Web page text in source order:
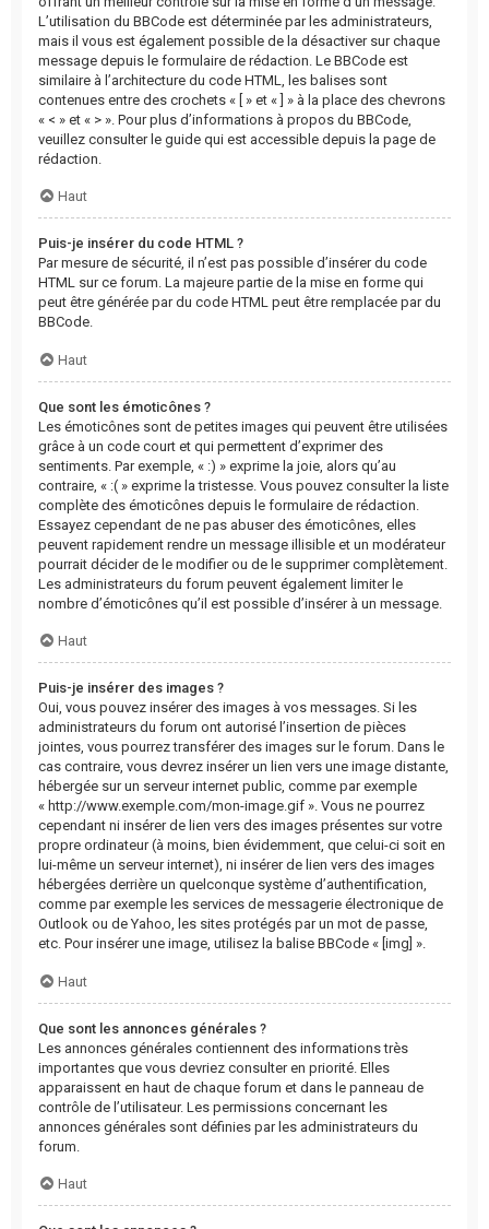
L’utilisation du BBCode est déterminée par les administrateurs,
mais il vous est également possible de la désactiver sur chaque
message depuis le formulaire de rédaction. Le BBCode est
similaire à l’architecture du code HTML, les balises sont
contenues entre des crochets « [ » et « ] » à la place des chevrons
« < » et « > ». Pour plus d’informations à propos du BBCode,
veuillez consulter le guide qui est accessible depuis la page de
rédaction.
Haut
Puis-je insérer du code HTML ?
Par mesure de sécurité, il n’est pas possible d’insérer du code
HTML sur ce forum. La majeure partie de la mise en forme qui
peut être générée par du code HTML peut être remplacée par du
BBCode.
Haut
Que sont les émoticônes ?
Les émoticônes sont de petites images qui peuvent être utilisées
grâce à un code court et qui permettent d’exprimer des
sentiments. Par exemple, « :) » exprime la joie, alors qu’au
contraire, « :( » exprime la tristesse. Vous pouvez consulter la liste
complète des émoticônes depuis le formulaire de rédaction.
Essayez cependant de ne pas abuser des émoticônes, elles
peuvent rapidement rendre un message illisible et un modérateur
pourrait décider de le modifier ou de le supprimer complètement.
Les administrateurs du forum peuvent également limiter le
nombre d’émoticônes qu’il est possible d’insérer à un message.
Haut
Puis-je insérer des images ?
Oui, vous pouvez insérer des images à vos messages. Si les
administrateurs du forum ont autorisé l’insertion de pièces
jointes, vous pourrez transférer des images sur le forum. Dans le
cas contraire, vous devrez insérer un lien vers une image distante,
hébergée sur un serveur internet public, comme par exemple
« http://www.exemple.com/mon-image.gif ». Vous ne pourrez
cependant ni insérer de lien vers des images présentes sur votre
propre ordinateur (à moins, bien évidemment, que celui-ci soit en
lui-même un serveur internet), ni insérer de lien vers des images
hébergées derrière un quelconque système d’authentification,
comme par exemple les services de messagerie électronique de
Outlook ou de Yahoo, les sites protégés par un mot de passe,
etc. Pour insérer une image, utilisez la balise BBCode « [img] ».
Haut
Que sont les annonces générales ?
Les annonces générales contiennent des informations très
importantes que vous devriez consulter en priorité. Elles
apparaissent en haut de chaque forum et dans le panneau de
contrôle de l’utilisateur. Les permissions concernant les
annonces générales sont définies par les administrateurs du
forum.
Haut